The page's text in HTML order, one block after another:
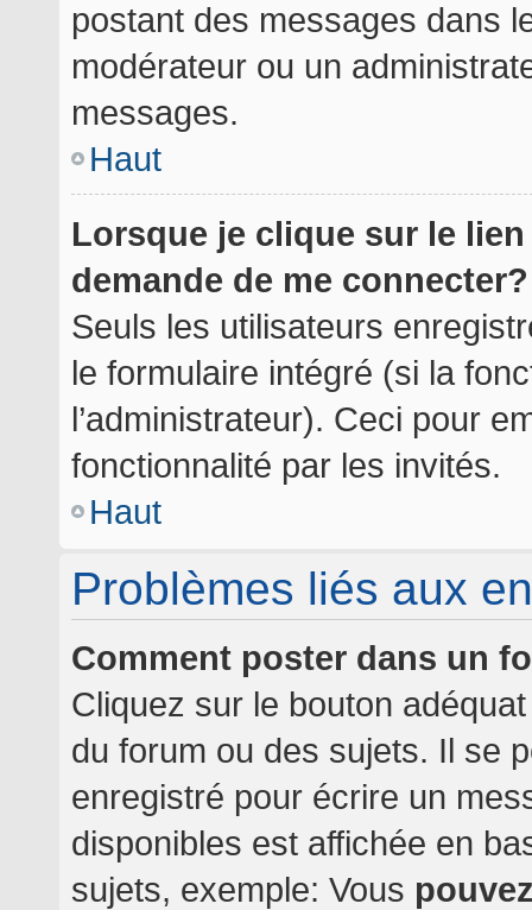
postant des messages dans
modérateur ou un
messages.
Haut
Lorsque je clique sur le
demande de me connecter?
Seuls les utilisateurs
le formulaire intégré (si la
l’administrateur). Ceci pour
fonctionnalité par les invités.
Haut
Problèmes liés aux
Comment poster dans un
Cliquez sur le bouton
du forum ou des sujets. Il se
enregistré pour écrire un
disponibles est affichée en
sujets, exemple: Vous